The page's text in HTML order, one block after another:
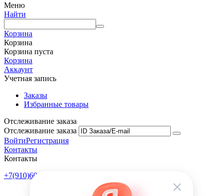
Меню
Найти
Корзина
Корзина
Корзина пуста
Корзина
Аккаунт
Учетная запись
Заказы
Избранные товары
Отслеживание заказа
Отслеживание заказа
ВойтиРегистрация
Контакты
Контакты
+7(910)601-10-10